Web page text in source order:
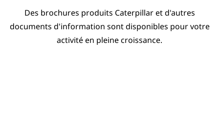
Des brochures produits Caterpillar et d'autres
documents d'information sont disponibles pour votre
activité en pleine croissance.